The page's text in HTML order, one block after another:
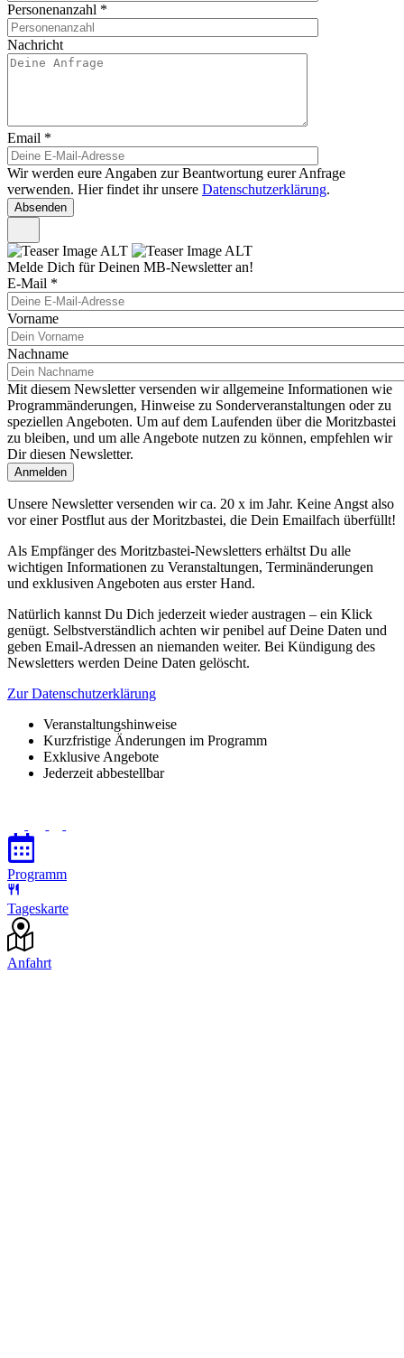
Personenanzahl *
Nachricht
Email *
Wir werden eure Angaben zur Beantwortung eurer Anfrage
verwenden. Hier findet ihr unsere Datenschutzerklärung.
Melde Dich für Deinen MB-Newsletter an!
E-Mail *
Vorname
Nachname
Mit diesem Newsletter versenden wir allgemeine Informationen wie
Programmänderungen, Hinweise zu Sonderveranstaltungen oder zu
speziellen Angeboten. Um auf dem Laufenden über die Moritzbastei
zu bleiben, und um alle Angebote nutzen zu können, empfehlen wir
Dir diesen Newsletter.
Unsere Newsletter versenden wir ca. 20 x im Jahr. Keine Angst also
vor einer Postflut aus der Moritzbastei, die Dein Emailfach überfüllt!
Als Empfänger des Moritzbastei-Newsletters erhältst Du alle
wichtigen Informationen zu Veranstaltungen, Terminänderungen
und exklusiven Angeboten aus erster Hand.
Natürlich kannst Du Dich jederzeit wieder austragen – ein Klick
genügt. Selbstverständlich achten wir penibel auf Deine Daten und
geben Email-Adressen an niemanden weiter. Bei Kündigung des
Newsletters werden Deine Daten gelöscht.
Zur Datenschutzerklärung
Veranstaltungshinweise
Kurzfristige Änderungen im Programm
Exklusive Angebote
Jederzeit abbestellbar
Programm
Tageskarte
Anfahrt